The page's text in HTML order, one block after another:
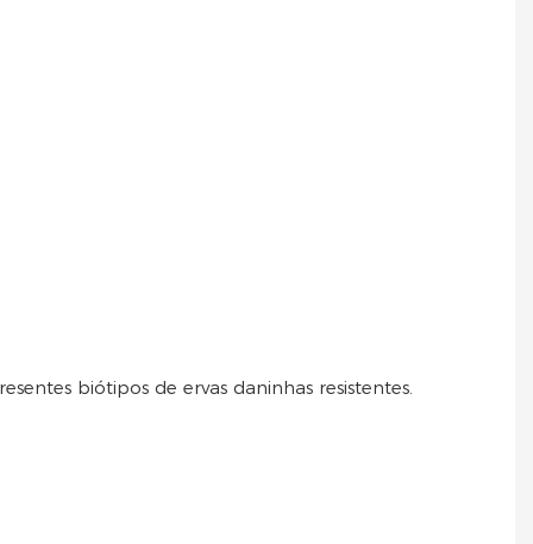
biótipos de ervas daninhas resistentes.